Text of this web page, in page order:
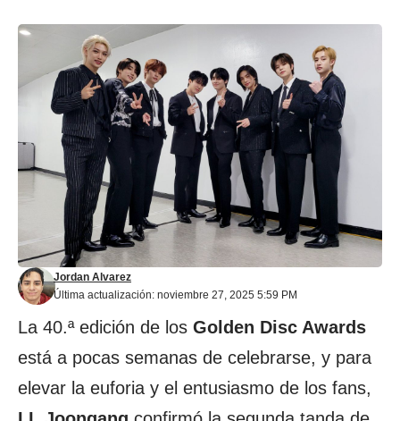
Última actualización: noviembre 27, 2025 5:59 PM
Jordan Alvarez
La 40.ª edición de los Golden Disc Awards
está a pocas semanas de celebrarse, y para
elevar la euforia y el entusiasmo de los fans,